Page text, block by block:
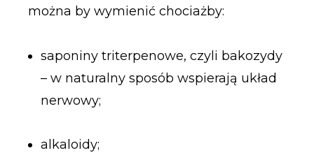
można by wymienić chociażby:
saponiny triterpenowe, czyli bakozydy
– w naturalny sposób wspierają układ
nerwowy;
alkaloidy;